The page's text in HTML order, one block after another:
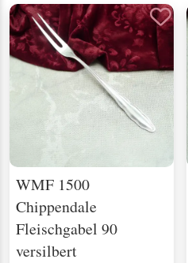
WMF 1500
Chippendale
Fleischgabel 90
versilbert